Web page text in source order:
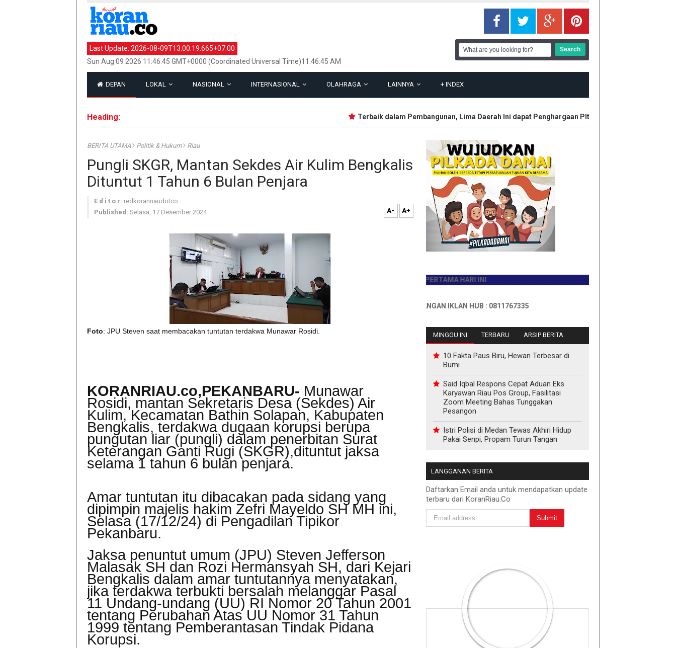
Last Update: 2026-08-09T13:00:19.665+07:00
Sun Aug 09 2026 11:46:45 GMT+0000 (Coordinated Universal Time)11:46:45 AM
DEPAN LOKAL NASIONAL INTERNASIONAL OLAHRAGA LAINNYA + INDEX
Heading: Terbaik dalam Pembangunan, Lima Daerah Ini dapat Penghargaan Plt Gubri SF Hariyanto
BERITA UTAMA Politik & Hukum Riau
Pungli SKGR, Mantan Sekdes Air Kulim Bengkalis
Dituntut 1 Tahun 6 Bulan Penjara
E d i t o r: redkoranriaudotco
Published: Selasa, 17 Desember 2024 A- A+
Foto: JPU Steven saat membacakan tuntutan terdakwa Munawar Rosidi.
KORANRIAU.co,PEKANBARU- Munawar
Rosidi, mantan Sekretaris Desa (Sekdes) Air
Kulim, Kecamatan Bathin Solapan, Kabupaten
Bengkalis, terdakwa dugaan korupsi berupa
pungutan liar (pungli) dalam penerbitan Surat
Keterangan Ganti Rugi (SKGR),dituntut jaksa
selama 1 tahun 6 bulan penjara.
Amar tuntutan itu dibacakan pada sidang yang
dipimpin majelis hakim Zefri Mayeldo SH MH ini,
Selasa (17/12/24) di Pengadilan Tipikor
Pekanbaru.
Jaksa penuntut umum (JPU) Steven Jefferson
Malasak SH dan Rozi Hermansyah SH, dari Kejari
Bengkalis dalam amar tuntutannya menyatakan,
jika terdakwa terbukti bersalah melanggar Pasal
11 Undang-undang (UU) RI Nomor 20 Tahun 2001
tentang Perubahan Atas UU Nomor 31 Tahun
1999 tentang Pemberantasan Tindak Pidana
Korupsi.
JADILAH PEMBACA PERTAMA HARI INI
INFO PEMASANGAN IKLAN HUB : 0811767335
MINGGU INI TERBARU ARSIP BERITA
10 Fakta Paus Biru, Hewan Terbesar di
Bumi
Said Iqbal Respons Cepat Aduan Eks
Karyawan Riau Pos Group, Fasilitasi
Zoom Meeting Bahas Tunggakan
Pesangon
Istri Polisi di Medan Tewas Akhiri Hidup
Pakai Senpi, Propam Turun Tangan
LANGGANAN BERITA
Daftarkan Email anda untuk mendapatkan update
terbaru dari KoranRiau.Co